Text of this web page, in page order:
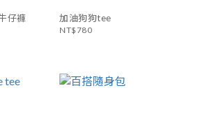
仔褲 加油狗狗tee
NT$780